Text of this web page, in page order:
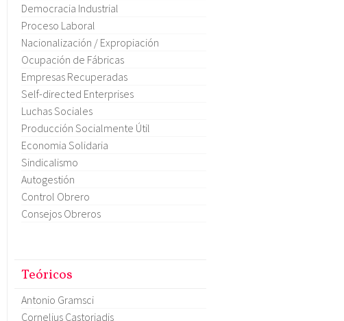
Democracia Industrial
Proceso Laboral
Nacionalización / Expropiación
Ocupación de Fábricas
Empresas Recuperadas
Self-directed Enterprises
Luchas Sociales
Producción Socialmente Útil
Economia Solidaria
Sindicalismo
Autogestión
Control Obrero
Consejos Obreros
Teóricos
Antonio Gramsci
Cornelius Castoriadis